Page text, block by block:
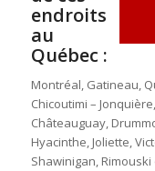
endroits
au
Québec :
Montréal, Gatineau,
Chicoutimi –
Châteauguay,
Hyacinthe, Joliette,
Shawinigan, Rimouski